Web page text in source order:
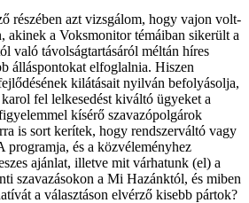
részében azt vizsgálom, hogy vajon volt-
akinek a Voksmonitor témáiban sikerült a
való távolságtartásáról méltán híres
álláspontokat elfoglalnia. Hiszen
kilátásait nyilván befolyásolja,
fel lelkesedést kiváltó ügyeket a
kísérő szavazópolgárok
is sort kerítek, hogy rendszerváltó vagy
és a közvéleményhez
ajánlat, illetve mit várhatunk (el) a
szavazásokon a Mi Hazánktól, és miben
a választáson elvérző kisebb pártok?